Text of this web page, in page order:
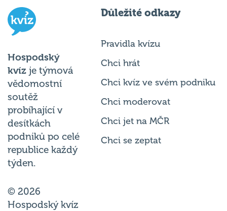
Hospodský
kvíz je týmová
vědomostní
soutěž
probíhající v
desítkách
podniků po celé
republice každý
týden.
© 2026
Hospodský kvíz
Důležité odkazy
Pravidla kvízu
Chci hrát
Chci kvíz ve svém podniku
Chci moderovat
Chci jet na MČR
Chci se zeptat